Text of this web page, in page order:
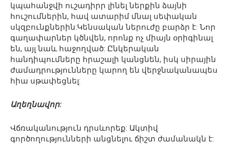
կպահանջվի ուշադիրր լինել ներքին ձայնի
հուշումներին, հավ ատարիմ մնալ սեփական
սկզբունքներին:Կենսական ներուժը բարձր է: Նոր
գաղափարներ կծնվեն, որոնք ոչ միայն օրիգինալ
են, այլ նաև հաջողված: Ընկերական
հանդիպումները հրաշալի կանցնեն, իսկ սիրային
ժամադրությունները կարող են վերջնականապես
հիա սթափեցնել:
Աղեղնավոր:
Վճռականություն դրսևորեք: Ակտիվ
գործողությունների անցնելու ճիշտ ժամանակն է: